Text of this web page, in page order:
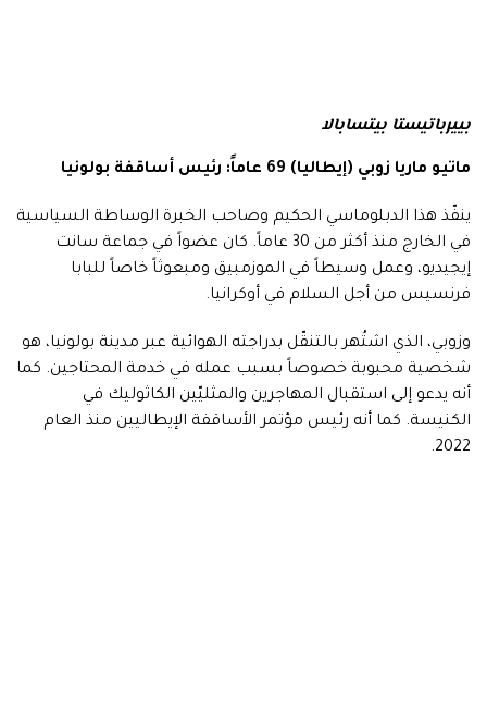
بييرباتيستا بيتسابالا
ماتيو ماريا زوبي (إيطاليا) 69 عاماً: رئيس أساقفة بولونيا
ينفّذ هذا الدبلوماسي الحكيم وصاحب الخبرة الوساطة السياسية
في الخارج منذ أكثر من 30 عاماً. كان عضواً في جماعة سانت
إيجيديو، وعمل وسيطاً في الموزمبيق ومبعوثاً خاصاً للبابا
فرنسيس من أجل السلام في أوكرانيا.
وزوبي، الذي اشتُهر بالتنقّل بدراجته الهوائية عبر مدينة بولونيا، هو
شخصية محبوبة خصوصاً بسبب عمله في خدمة المحتاجين. كما
أنه يدعو إلى استقبال المهاجرين والمثليّين الكاثوليك في
الكنيسة. كما أنه رئيس مؤتمر الأساقفة الإيطاليين منذ العام
2022.